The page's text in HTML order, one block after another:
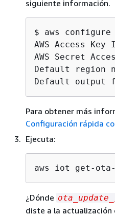
siguiente información.
$ aws configure
AWS Access
AWS Secret
Default region
Default output
Para obtener más
Configuración rápida
Ejecuta:
aws iot get-
¿Dónde
diste a la actualización